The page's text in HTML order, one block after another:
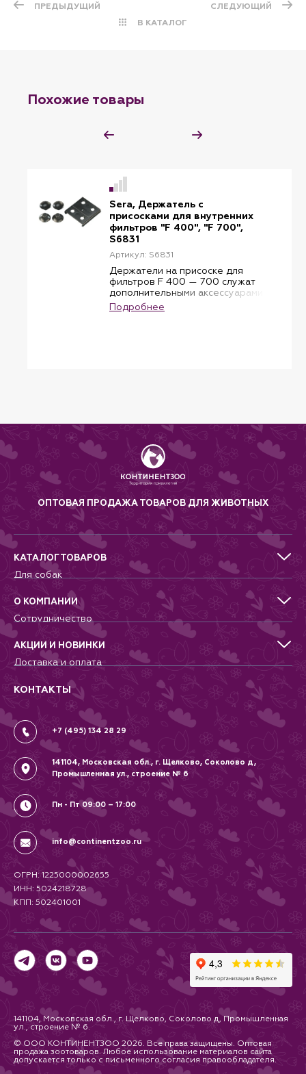
ПРЕДЫДУЩИЙ
В КАТАЛОГ
СЛЕДУЮЩИЙ
Похожие товары
Sera, Держатель с
присосками для внутренних
фильтров "F 400", "F 700",
S6831
Артикул: S6831
Держатели на присоске для
фильтров F 400 — 700 служат
дополнительными аксессуарами
или используются взамен
деталей пришедшим в
производителем.
Подробнее
ОПТОВАЯ ПРОДАЖА ТОВАРОВ ДЛЯ ЖИВОТНЫХ
КАТАЛОГ ТОВАРОВ
Для собак
Для кошек
Для грызунов
Для птиц
Аквариумистика, пруд, море
Террариумистика
О КОМПАНИИ
Сотрудничество
Питомникам
Добрые дела
Новости
Контакты
Вопрос-Ответ
АКЦИИ И НОВИНКИ
Доставка и оплата
Гарантии и возврат
Вакансии
Политика
Соглашение
КОНТАКТЫ
+7 (495) 134 28 29
141104, Московская обл., г. Щелково, Соколово д,
Промышленная ул., строение № 6
Пн - Пт 09:00 – 17:00
info@continentzoo.ru
ОГРН: 1225000002655
ИНН: 5024218728
КПП: 502401001
141104, Московская обл., г. Щелково, Соколово д, Промышленная
ул., строение № 6.
© ООО КОНТИНЕНТЗОО 2026. Все права защищены. Оптовая
продажа зоотоваров. Любое использование материалов сайта
допускается только с письменного согласия правообладателя.